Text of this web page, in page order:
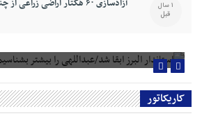
آزادسازی ۶۰ هکتار اراضی زراعی از چنگ ویلاسازان 1 سال
قبل
کاریکاتور